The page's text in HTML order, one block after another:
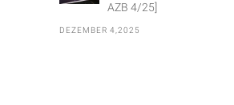
AZB 4/25]
DEZEMBER 4,2025